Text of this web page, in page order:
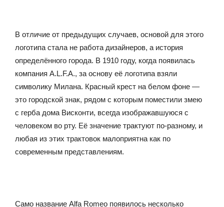
В отличие от предыдущих случаев, основой для этого
логотипа стала не работа дизайнеров, а история
определённого города. В 1910 году, когда появилась
компания A.L.F.A., за основу её логотипа взяли
символику Милана. Красный крест на белом фоне —
это городской знак, рядом с которым поместили змею
с герба дома Висконти, всегда изображавшуюся с
человеком во рту. Её значение трактуют по-разному, и
любая из этих трактовок малоприятна как по
современным представлениям.
Само название Alfa Romeo появилось несколько